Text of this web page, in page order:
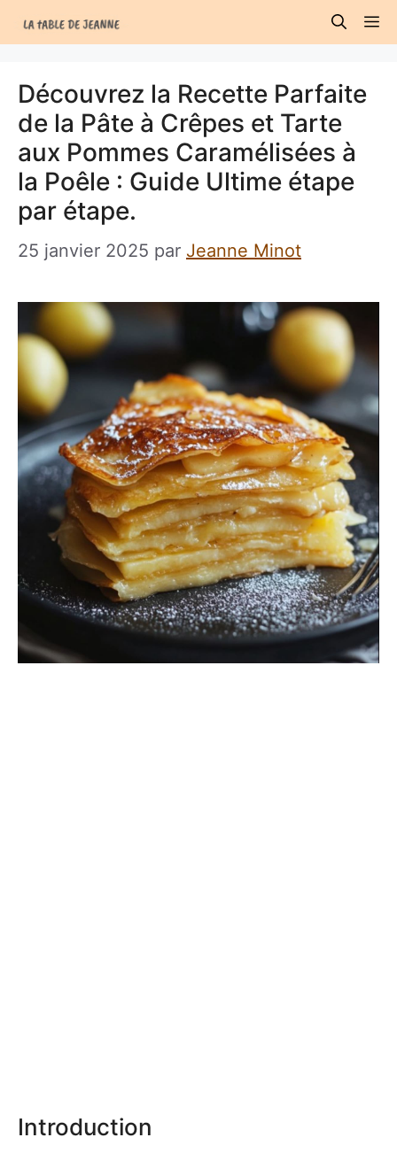
au
Découvrez la Recette Parfaite
de la Pâte à Crêpes et Tarte
aux Pommes Caramélisées à
la Poêle : Guide Ultime étape
par étape.
25 janvier 2025 par Jeanne Minot
Introduction